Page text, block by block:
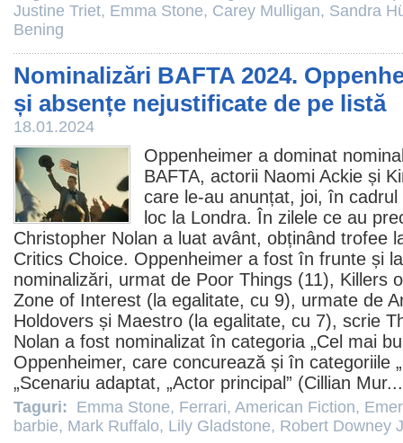
Justine Triet, Emma Stone, Carey Mulligan, Sandra
Bening
Nominalizări BAFTA 2024.
și absențe nejustificate de pe listă
18.01.2024
Oppenheimer a dominat
BAFTA, actorii Naomi Ackie și
care le-au anunțat, joi, în
loc la Londra. În zilele ce au
Christopher Nolan a luat avânt, obținând trofee
Critics Choice. Oppenheimer a fost în frunte și
nominalizări, urmat de Poor Things (11), Killers
Zone of Interest (la egalitate, cu 9), urmate de
Holdovers și Maestro (la egalitate, cu 7), scrie
Nolan a fost nominalizat în categoria „Cel mai
Oppenheimer, care concurează și în categoriile
„Scenariu adaptat, „Actor principal” (Cillian Mur
Taguri: Emma Stone, Ferrari, American Fiction,
barbie, Mark Ruffalo, Lily Gladstone, Robert Downey